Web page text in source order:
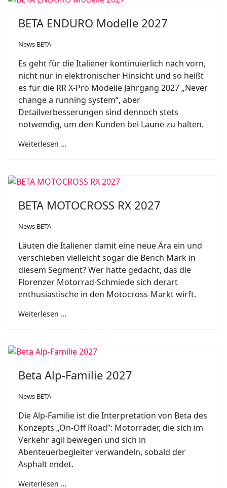
BETA ENDURO Modelle 2027
News BETA
Es geht für die Italiener kontinuierlich nach vorn,
nicht nur in elektronischer Hinsicht und so heißt
es für die RR X-Pro Modelle Jahrgang 2027 „Never
change a running system“, aber
Detailverbesserungen sind dennoch stets
notwendig, um den Kunden bei Laune zu halten.
Weiterlesen …
BETA MOTOCROSS RX 2027
News BETA
Läuten die Italiener damit eine neue Ära ein und
verschieben vielleicht sogar die Bench Mark in
diesem Segment? Wer hätte gedacht, das die
Florenzer Motorrad-Schmiede sich derart
enthusiastische in den Motocross-Markt wirft.
Weiterlesen …
Beta Alp-Familie 2027
News BETA
Die Alp-Familie ist die Interpretation von Beta des
Konzepts „On-Off Road”: Motorräder, die sich im
Verkehr agil bewegen und sich in
Abenteuerbegleiter verwandeln, sobald der
Asphalt endet.
Weiterlesen …